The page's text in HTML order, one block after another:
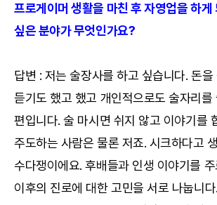
프로게이머 생활을 마친 후 자영업을 하게
싶은 분야가 무엇인가요?
답변 : 저는 술장사를 하고 싶습니다. 돈
듣기도 했고 했고 개인적으로도 술자리를
편입니다. 술 마시면 쉬지 않고 이야기를
주도하는 사람은 물론 저죠. 시크하다고
수다쟁이에요. 후배들과 인생 이야기를 주
이후의 진로에 대한 고민을 서로 나눕니